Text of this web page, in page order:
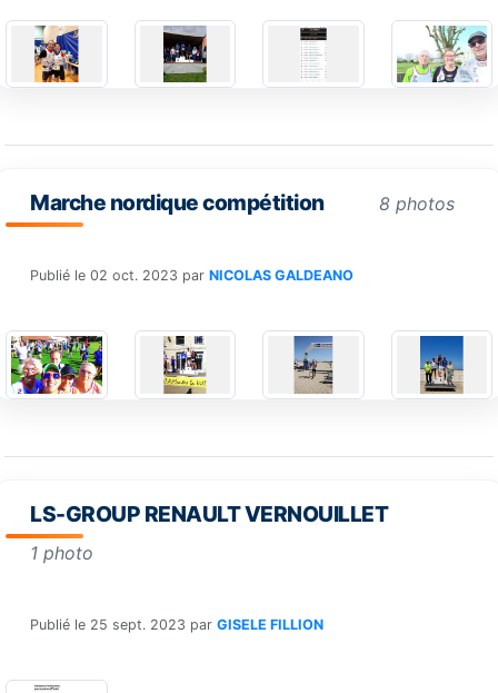
Marche nordique compétition 8 photos
Publié le 02 oct. 2023 par NICOLAS GALDEANO
LS-GROUP RENAULT VERNOUILLET
1 photo
Publié le 25 sept. 2023 par GISELE FILLION